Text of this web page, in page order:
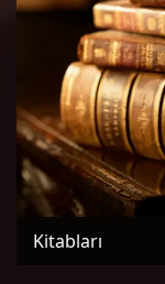
Kitabları